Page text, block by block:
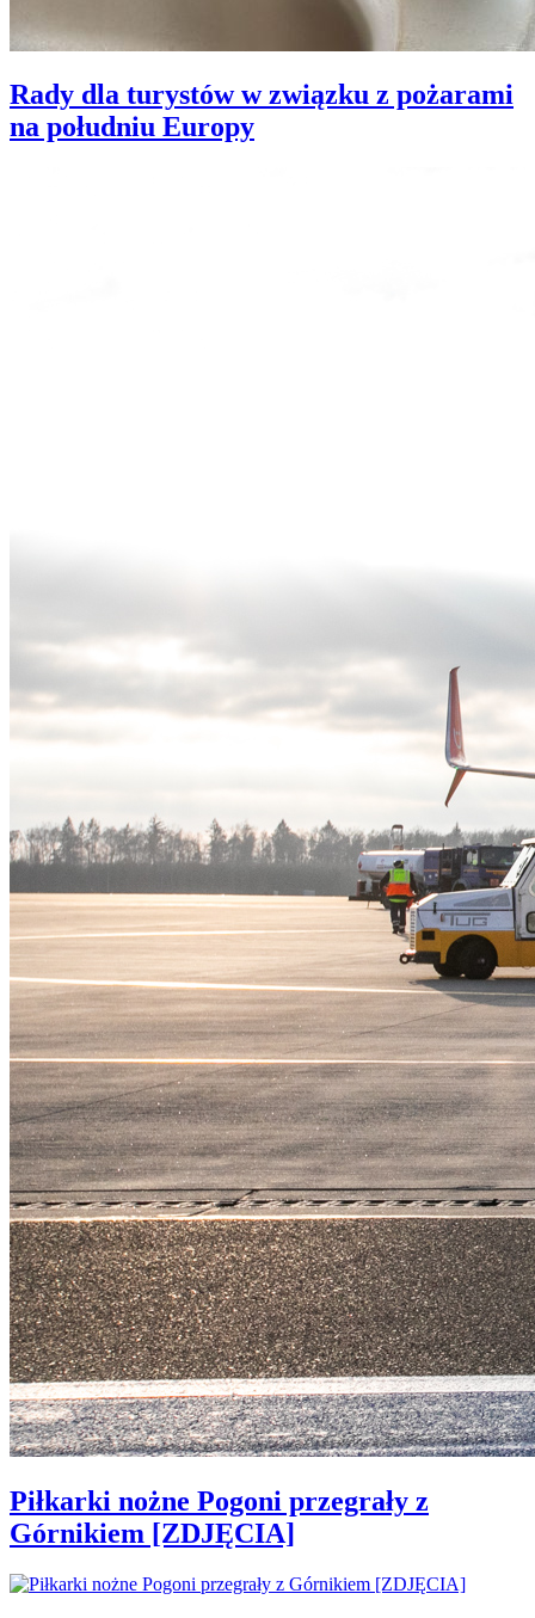
Rady dla turystów w związku z pożarami
na południu Europy
Piłkarki nożne Pogoni przegrały z
Górnikiem [ZDJĘCIA]